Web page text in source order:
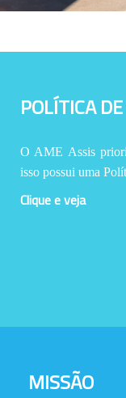
POLÍTICA
O AME Assis
isso possui uma
Clique e veja
MISSÃO